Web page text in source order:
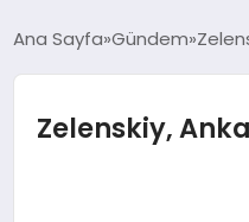
Ana Sayfa Gündem
Zelenskiy,